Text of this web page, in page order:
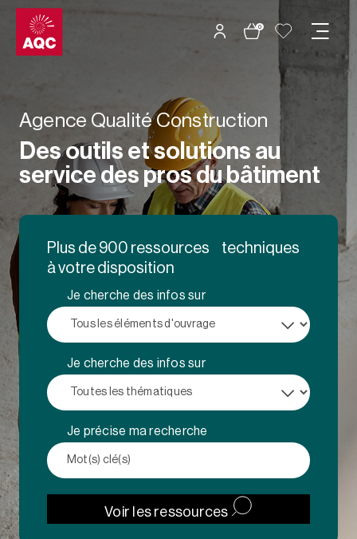
Panneau de gestion des cookies
0
Agence Qualité Construction
Des outils et solutions au
service des pros du bâtiment
Plus de 900 ressources techniques
à votre disposition
Je cherche des infos sur
Je cherche des infos sur
Je précise ma recherche
Voir les ressources